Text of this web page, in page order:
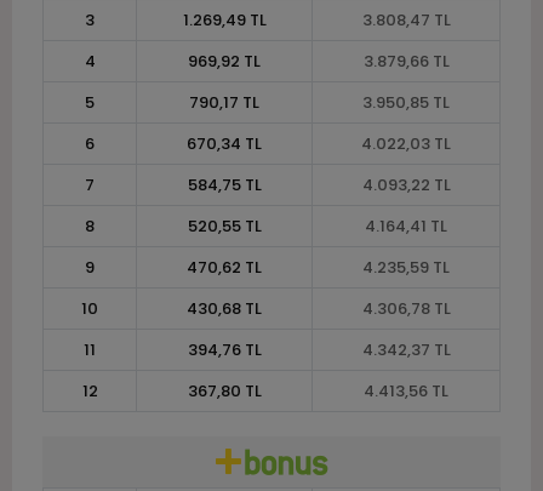
3
1.269,49 TL
3.808,47 TL
4
969,92 TL
3.879,66 TL
5
790,17 TL
3.950,85 TL
6
670,34 TL
4.022,03 TL
7
584,75 TL
4.093,22 TL
8
520,55 TL
4.164,41 TL
9
470,62 TL
4.235,59 TL
10
430,68 TL
4.306,78 TL
11
394,76 TL
4.342,37 TL
12
367,80 TL 4.413,56 TL